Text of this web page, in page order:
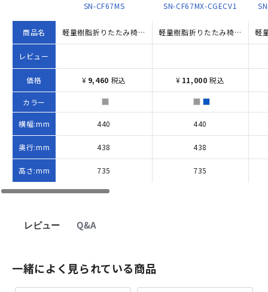
商品名
レビュー
価格
カラー
横幅:mm
奥行:mm
高さ:mm
SN-CF67MS
軽量樹脂折りたたみ椅子（W440×D438×H735）
¥ 9,460 税込
440
438
735
SN-CF67MX-CGECV1
軽量樹脂折りたたみ椅子 レザー張り座パッド付き W440×D438×H735 ブルー
¥ 11,000 税込
440
438
735
レビュー Q&A
一緒によく見られている商品